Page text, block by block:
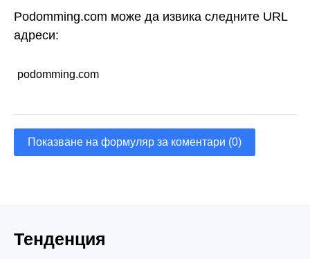
Podomming.com може да извика следните URL
адреси:
podomming.com
Показване на формуляр за коментари (0)
Тенденция